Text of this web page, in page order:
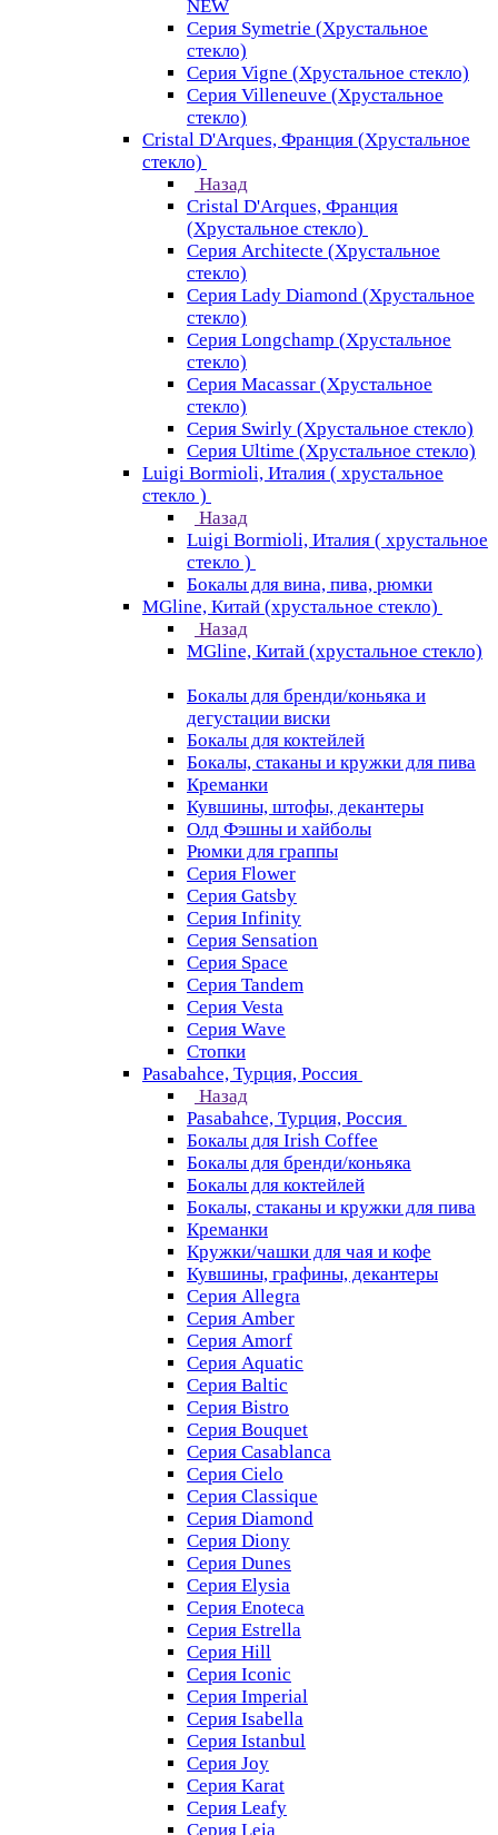
NEW
Серия Symetrie (Хрустальное
стекло)
Серия Vigne (Хрустальное стекло)
Серия Villeneuve (Хрустальное
стекло)
Cristal D'Arques, Франция (Хрустальное
стекло)
Назад
Cristal D'Arques, Франция
(Хрустальное стекло)
Серия Architecte (Хрустальное
стекло)
Серия Lady Diamond (Хрустальное
стекло)
Серия Longchamp (Хрустальное
стекло)
Серия Macassar (Хрустальное
стекло)
Серия Swirly (Хрустальное стекло)
Серия Ultime (Хрустальное стекло)
Luigi Bormioli, Италия ( хрустальное
стекло )
Назад
Luigi Bormioli, Италия ( хрустальное
стекло )
Бокалы для вина, пива, рюмки
MGline, Китай (хрустальное стекло)
Назад
MGline, Китай (хрустальное стекло)
Бокалы для бренди/коньяка и
дегустации виски
Бокалы для коктейлей
Бокалы, стаканы и кружки для пива
Креманки
Кувшины, штофы, декантеры
Олд Фэшны и хайболы
Рюмки для граппы
Серия Flower
Серия Gatsby
Серия Infinity
Серия Sensation
Серия Space
Серия Tandem
Серия Vesta
Серия Wave
Стопки
Pasabahce, Турция, Россия
Назад
Pasabahce, Турция, Россия
Бокалы для Irish Coffee
Бокалы для бренди/коньяка
Бокалы для коктейлей
Бокалы, стаканы и кружки для пива
Креманки
Кружки/чашки для чая и кофе
Кувшины, графины, декантеры
Серия Allegra
Серия Amber
Серия Amorf
Серия Aquatic
Серия Baltic
Серия Bistro
Серия Bouquet
Серия Casablanсa
Серия Cielo
Серия Classique
Серия Diamond
Серия Diony
Серия Dunes
Серия Elysia
Серия Enoteca
Серия Estrella
Серия Hill
Серия Iconic
Серия Imperial
Серия Isabella
Серия Istanbul
Серия Joy
Серия Karat
Серия Leafy
Серия Leia